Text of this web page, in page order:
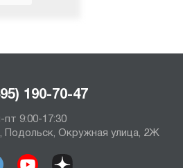
190-70-47
пт 9:00-17:30
Подольск, Окружная улица, 2Ж